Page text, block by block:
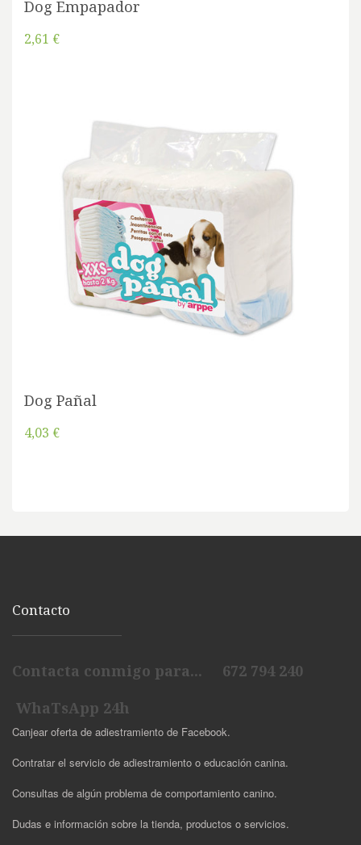
Dog Empapador
2,61 €
Dog Pañal
4,03 €
Contacto
Contacta conmigo para... 672 794 240
WhaTsApp 24h
Canjear oferta de adiestramiento de Facebook.
Contratar el servicio de adiestramiento o educación canina.
Consultas de algún problema de comportamiento canino.
Dudas e información sobre la tienda, productos o servicios.